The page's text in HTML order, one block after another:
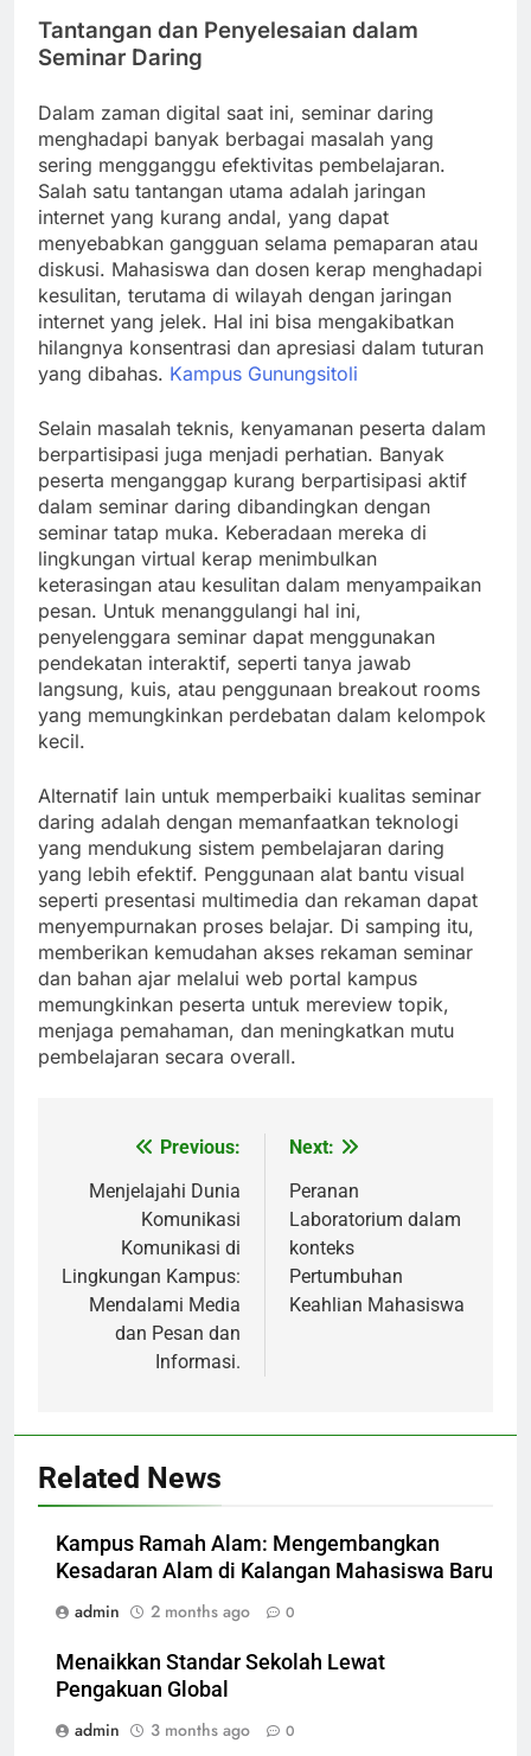
Tantangan dan Penyelesaian dalam
Seminar Daring
Dalam zaman digital saat ini, seminar daring
menghadapi banyak berbagai masalah yang
sering mengganggu efektivitas pembelajaran.
Salah satu tantangan utama adalah jaringan
internet yang kurang andal, yang dapat
menyebabkan gangguan selama pemaparan atau
diskusi. Mahasiswa dan dosen kerap menghadapi
kesulitan, terutama di wilayah dengan jaringan
internet yang jelek. Hal ini bisa mengakibatkan
hilangnya konsentrasi dan apresiasi dalam tuturan
yang dibahas. Kampus Gunungsitoli
Selain masalah teknis, kenyamanan peserta dalam
berpartisipasi juga menjadi perhatian. Banyak
peserta menganggap kurang berpartisipasi aktif
dalam seminar daring dibandingkan dengan
seminar tatap muka. Keberadaan mereka di
lingkungan virtual kerap menimbulkan
keterasingan atau kesulitan dalam menyampaikan
pesan. Untuk menanggulangi hal ini,
penyelenggara seminar dapat menggunakan
pendekatan interaktif, seperti tanya jawab
langsung, kuis, atau penggunaan breakout rooms
yang memungkinkan perdebatan dalam kelompok
kecil.
Alternatif lain untuk memperbaiki kualitas seminar
daring adalah dengan memanfaatkan teknologi
yang mendukung sistem pembelajaran daring
yang lebih efektif. Penggunaan alat bantu visual
seperti presentasi multimedia dan rekaman dapat
menyempurnakan proses belajar. Di samping itu,
memberikan kemudahan akses rekaman seminar
dan bahan ajar melalui web portal kampus
memungkinkan peserta untuk mereview topik,
menjaga pemahaman, dan meningkatkan mutu
pembelajaran secara overall.
navigation
Previous:
Menjelajahi Dunia
Komunikasi
Komunikasi di
Lingkungan Kampus:
Mendalami Media
dan Pesan dan
Informasi.
Next:
Peranan
Laboratorium dalam
konteks
Pertumbuhan
Keahlian Mahasiswa
Related News
Kampus Ramah Alam: Mengembangkan
Kesadaran Alam di Kalangan Mahasiswa Baru
admin
2 months ago 0
Menaikkan Standar Sekolah Lewat
Pengakuan Global
admin
3 months ago 0